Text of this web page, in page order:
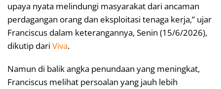
upaya nyata melindungi masyarakat dari ancaman
perdagangan orang dan eksploitasi tenaga kerja,” ujar
Franciscus dalam keterangannya, Senin (15/6/2026),
dikutip dari Viva.
Namun di balik angka penundaan yang meningkat,
Franciscus melihat persoalan yang jauh lebih